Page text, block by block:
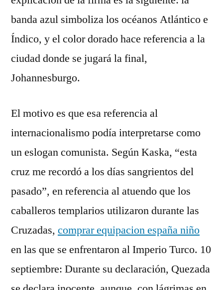
banda azul simboliza los océanos Atlántico e
Índico, y el color dorado hace referencia a la
ciudad donde se jugará la final,
Johannesburgo.
El motivo es que esa referencia al
internacionalismo podía interpretarse como
un eslogan comunista. Según Kaska, “esta
cruz me recordó a los días sangrientos del
pasado”, en referencia al atuendo que los
caballeros templarios utilizaron durante las
Cruzadas, comprar equipacion españa niño
en las que se enfrentaron al Imperio Turco. 10
septiembre: Durante su declaración, Quezada